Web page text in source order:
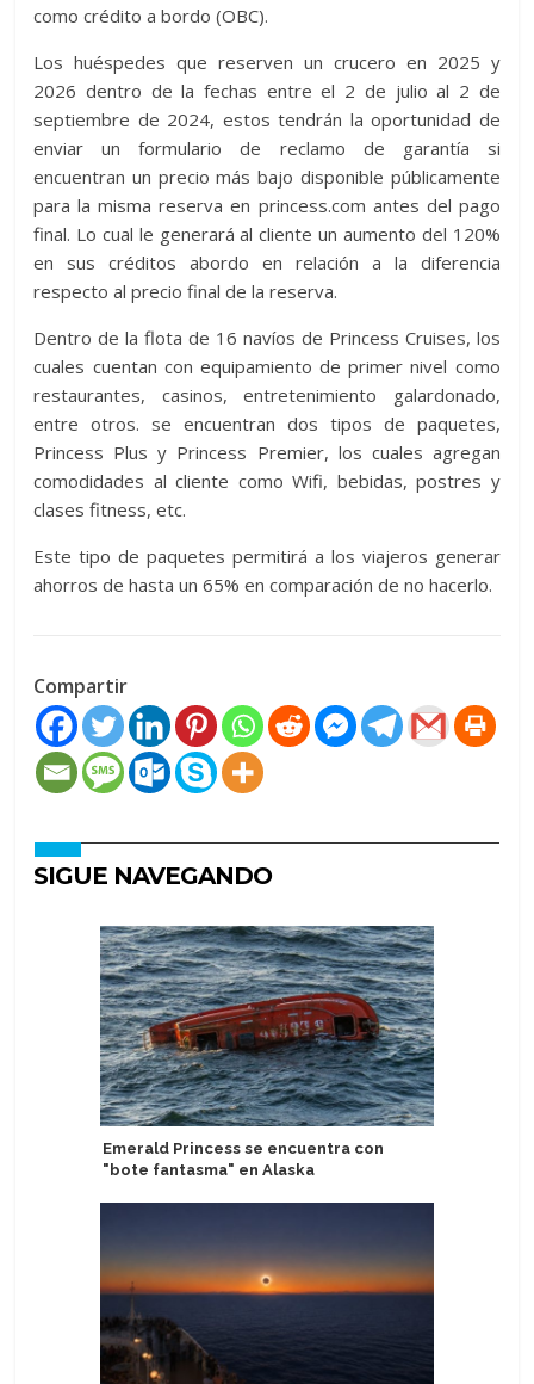
como crédito a bordo (OBC).
Los huéspedes que reserven un crucero en 2025 y
2026 dentro de la fechas entre el 2 de julio al 2 de
septiembre de 2024, estos tendrán la oportunidad de
enviar un formulario de reclamo de garantía si
encuentran un precio más bajo disponible públicamente
para la misma reserva en princess.com antes del pago
final. Lo cual le generará al cliente un aumento del 120%
en sus créditos abordo en relación a la diferencia
respecto al precio final de la reserva.
Dentro de la flota de 16 navíos de Princess Cruises, los
cuales cuentan con equipamiento de primer nivel como
restaurantes, casinos, entretenimiento galardonado,
entre otros. se encuentran dos tipos de paquetes,
Princess Plus y Princess Premier, los cuales agregan
comodidades al cliente como Wifi, bebidas, postres y
clases fitness, etc.
Este tipo de paquetes permitirá a los viajeros generar
ahorros de hasta un 65% en comparación de no hacerlo.
Compartir
SIGUE NAVEGANDO
Emerald Princess se encuentra con
"bote fantasma" en Alaska